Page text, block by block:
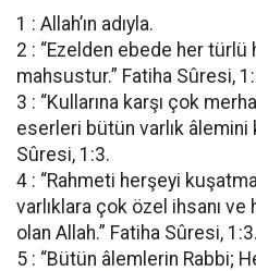
1 : Allah’ın adıyla.
2 : “Ezelden ebede her türlü
mahsustur.” Fatiha Sûresi,
3 : “Kullarına karşı çok
eserleri bütün varlık âlemini
Sûresi, 1:3.
4 : “Rahmeti herşeyi
varlıklara çok özel ihsanı
olan Allah.” Fatiha Sûresi, 1:3.
5 : “Bütün âlemlerin Rabbi;